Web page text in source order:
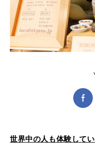
世界中の人も体験して